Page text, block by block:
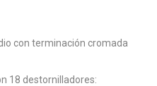
con terminación cromada
18 destornilladores: